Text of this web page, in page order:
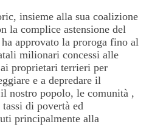
insieme alla sua coalizione
la complice astensione del
approvato la proroga fino al
milionari concessi alle
proprietari terrieri per
e a depredare il
nostro popolo, le comunità ,
di povertà ed
principalmente alla